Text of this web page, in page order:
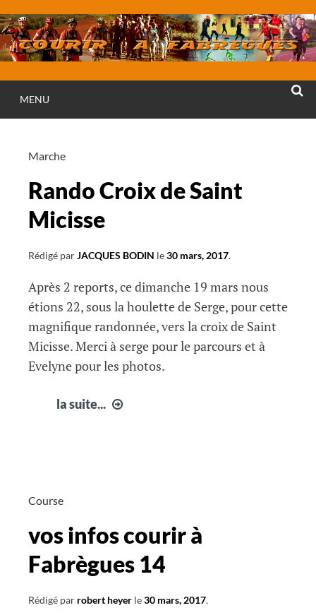
au
contenu
MENU
Marche
Rando Croix de Saint
Micisse
Rédigé parJACQUES BODIN le30 mars, 2017.
Après 2 reports, ce dimanche 19 mars nous
étions 22, sous la houlette de Serge, pour cette
magnifique randonnée, vers la croix de Saint
Micisse. Merci à serge pour le parcours et à
Evelyne pour les photos.
la suite...
Course
vos infos courir à
Fabrègues 14
Rédigé par robert heyer le30 mars, 2017.